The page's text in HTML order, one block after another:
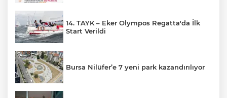
14. TAYK – Eker Olympos Regatta'da İlk
Start Verildi
Bursa Nilüfer’e 7 yeni park kazandırılıyor